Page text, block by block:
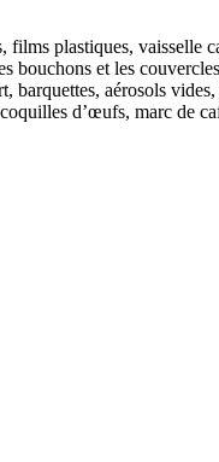
plastiques, vaisselle
bouchons et les
barquettes, aérosols
d’œufs, marc de